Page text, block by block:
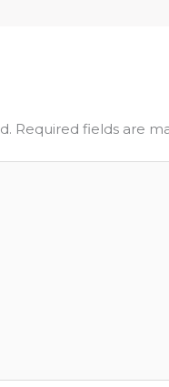
Required fields are